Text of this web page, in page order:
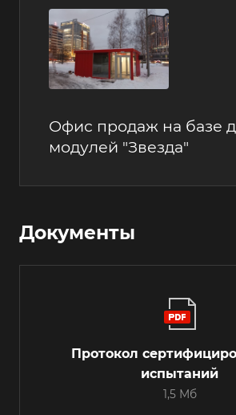
Офис продаж на базе
модулей "Звезда"
Документы
Протокол
испытаний
1,5 Мб